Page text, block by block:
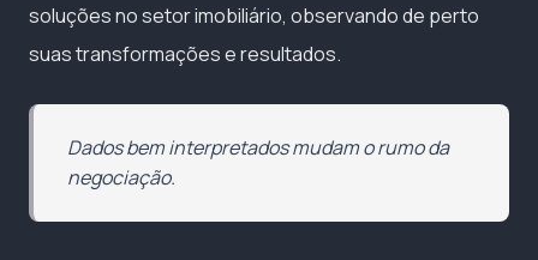
soluções no setor imobiliário, observando de perto
suas transformações e resultados.
Dados bem interpretados mudam o rumo da
negociação.